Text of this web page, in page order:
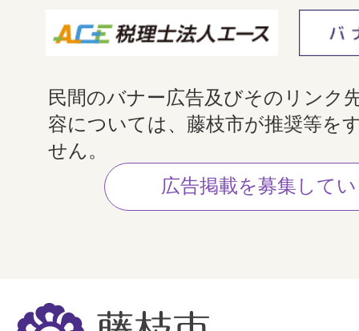
民間のバナー広告及びそのリンク
容については、藤枝市が推奨等を
せん。
広告掲載を募集して
藤